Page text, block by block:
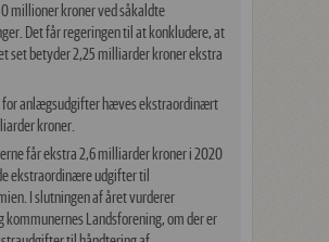
millioner kroner ved såkaldte
Det får regeringen til at konkludere, at
set betyder 2,25 milliarder kroner ekstra
for anlægsudgifter hæves ekstraordinært
kroner.
får ekstra 2,6 milliarder kroner i 2020
ekstraordinære udgifter til
I slutningen af året vurderer
kommunernes Landsforening, om der er